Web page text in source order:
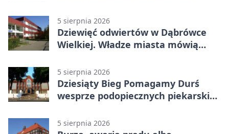
5 sierpnia 2026
Dziewięć odwiertów w Dąbrówce
Wielkiej. Władze miasta mówią
5 sierpnia 2026
Dziesiąty Bieg Pomagamy Durś
wesprze podopiecznych piekarskich
5 sierpnia 2026